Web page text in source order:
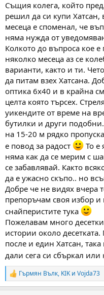
Същия колега, който
решил да си купи Хатсан,
месеца е споменал, че
няма нужда от
Колкото до въпроса кое
няколко месеца аз се
варианти, както и ти.
да питам взех Хатсана.
оптика 6х40 и в крайна
целта която търсех.
уикендите от време на
бутилки и други
на 15-20 м рядко
е повод за радост
То е
няма как да се мерим с
се забавлявай. Както
да е ужасно скъпо.. но
Добре че не видях вчера
препоръчам своя избор и
снайперистите тука
Пожелавам много
истории около
после и един Хатсан,
дали сега си сбъркал или
R
e
Гърмян Вълк, KIKи Vojda73